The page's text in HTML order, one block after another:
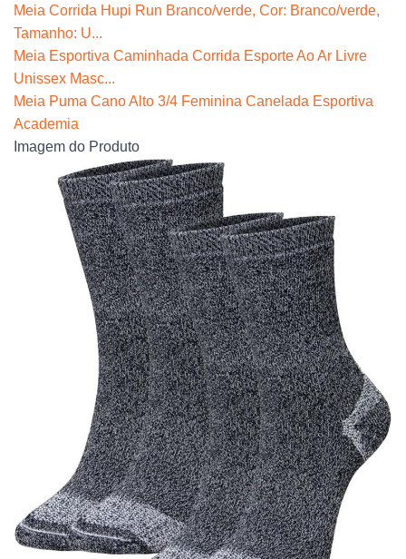
Meia Corrida Hupi Run Branco/verde, Cor: Branco/verde,
Tamanho: U...
Meia Esportiva Caminhada Corrida Esporte Ao Ar Livre
Unissex Masc...
Meia Puma Cano Alto 3/4 Feminina Canelada Esportiva
Academia
Imagem do Produto